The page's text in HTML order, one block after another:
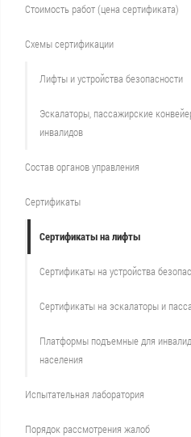
Стоимость работ (цена сертификата)
Схемы сертификации
Лифты и устройства безопасности
Эскалаторы, пассажирские
инвалидов
Состав органов управления
Сертификаты
Сертификаты на лифты
Сертификаты на устройства
Сертификаты на эскалаторы и
Платформы подъемные для
населения
Испытательная лаборатория
Порядок рассмотрения жалоб